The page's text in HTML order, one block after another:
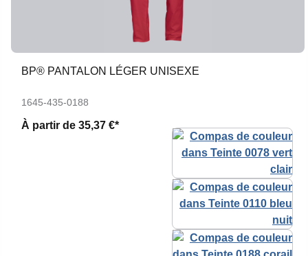
BP® PANTALON LÉGER UNISEXE
1645-435-0188
À partir de 35,37 €*